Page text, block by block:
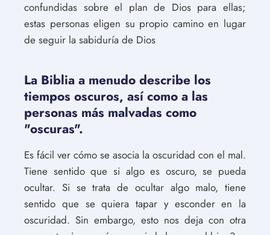
confundidas sobre el plan de Dios para ellas;
estas personas eligen su propio camino en lugar
de seguir la sabiduría de Dios
La Biblia a menudo describe los
tiempos oscuros, así como a las
personas más malvadas como
"oscuras".
Es fácil ver cómo se asocia la oscuridad con el mal.
Tiene sentido que si algo es oscuro, se pueda
ocultar. Si se trata de ocultar algo malo, tiene
sentido que se quiera tapar y esconder en la
oscuridad. Sin embargo, esto nos deja con otra